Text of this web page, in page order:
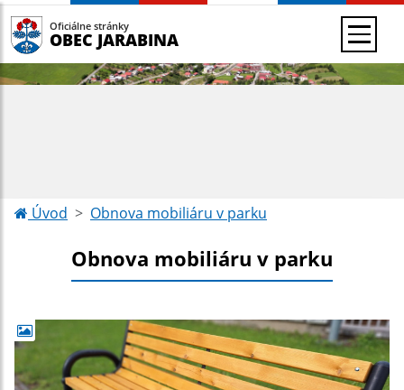
Oficiálne stránky
OBEC JARABINA
Úvod Obnova mobiliáru v parku
Obnova mobiliáru v parku